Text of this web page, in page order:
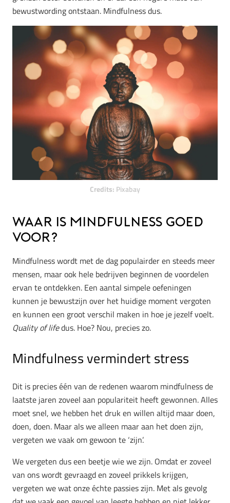
bewustwording ontstaan. Mindfulness dus.
Credits: Pixabay
Waar is mindfulness goed
voor?
Mindfulness wordt met de dag populairder en steeds meer
mensen, maar ook hele bedrijven beginnen de voordelen
ervan te ontdekken. Een aantal simpele oefeningen
kunnen je bewustzijn over het huidige moment vergoten
en kunnen een groot verschil maken in hoe je jezelf voelt.
Quality of lifedus. Hoe? Nou, precies zo.
Mindfulness vermindert stress
Dit is precies één van de redenen waarom mindfulness de
laatste jaren zoveel aan populariteit heeft gewonnen. Alles
moet snel, we hebben het druk en willen altijd maar doen,
doen, doen. Maar als we alleen maar aan het doen zijn,
vergeten we vaak om gewoon te ‘zijn’.
We vergeten dus een beetje wie we zijn. Omdat er zoveel
van ons wordt gevraagd en zoveel prikkels krijgen,
vergeten we wat onze échte passies zijn. Met als gevolg